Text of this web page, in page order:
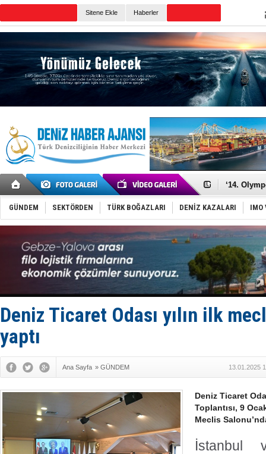
Sitene Ekle Haberler
Denizcilik
‘14.
Taksi
TÜRKLİM
SOCAR da
D-Marin,
Van’da
TAYK -
GÜNDEM SEKTÖRDEN TÜRK BOĞAZLARI DENİZ KAZALARI IMO
Deniz Ticaret Odası yılın ilk
yaptı
Ana Sayfa » GÜNDEM 13.01.2025
Deniz Ticaret
Toplantısı, 9
Meclis
İstanbul